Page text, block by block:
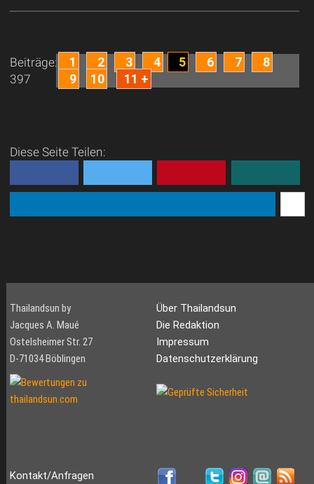
Beiträge:
397
1 2 3 4 5 6 7
8
9
10 11 +
Diese Seite Teilen:
Thailandsun by
Jacques A. Maué
Ostelsheimer Str. 27
D-71034 Böblingen
Über Thailandsun
Die Redaktion
Impressum
Datenschutzerklärung
Kontakt/Anfragen